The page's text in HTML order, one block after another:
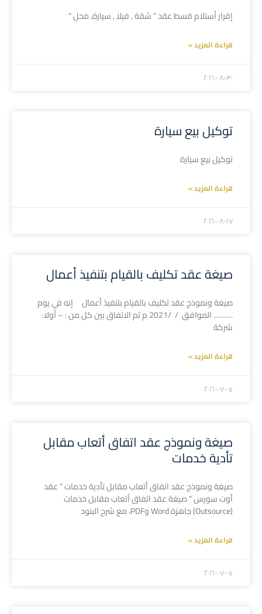
إقرار أستلام قسط عقد ” شقة , فيلا , سيارة, محل “
قراءة المزيد »
۲۰۲۱-۰۸-۳۰
توكيل بيع سيارة
توكيل بيع سيارة
قراءة المزيد »
۲۰۲۱-۰۸-۱۷
صيغة عقد تكليف بالقيام بتنفيذ أعمال
صيغة ونموذج عقد تكليف بالقيام بتنفيذ أعمال إنه في يوم
………. الموافق / /2021 م تم الاتفاق بين كل من : – أولا:
شركة
قراءة المزيد »
۲۰۲۱-۰۷-۰۵
صيغة ونموذج عقد اتفاق أتعاب مقابل
تأدية خدمات
صيغة ونموذج عقد اتفاق أتعاب مقابل تأدية خدمات ” عقد
أوت سورس “ صيغة عقد اتفاق أتعاب مقابل خدمات
(Outsource) جاهزة Word وPDF، مع شرح البنود
قراءة المزيد »
۲۰۲۱-۰۷-۰۵